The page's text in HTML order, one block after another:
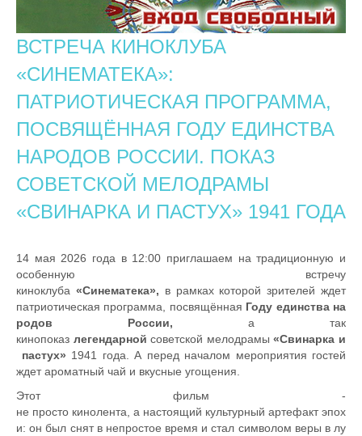
ВСТРЕЧА КИНОКЛУБА
«СИНЕМАТЕКА»:
ПАТРИОТИЧЕСКАЯ ПРОГРАММА,
ПОСВЯЩЁННАЯ ГОДУ ЕДИНСТВА
НАРОДОВ РОССИИ. ПОКАЗ
СОВЕТСКОЙ МЕЛОДРАМЫ
«СВИНАРКА И ПАСТУХ» 1941 ГОДА
14 мая 2026 года в 12:00 приглашаем на традиционную и
особенную встречу
киноклуба «Синематека», врамкахкоторой зрителей ждет
патриотическая программа, посвящённая Году единствана
родов России, а так
кинопоказ легендарной советской мелодрамы«Свинарка и
пастух» 1941 года. А перед началом мероприятия гостей
ждет ароматный чай и вкусные угощения.
Этотфильм -
не просто кинолента, а настоящий культурный артефактэпох
и: он был снятвнепростое время и стал символом веры влу